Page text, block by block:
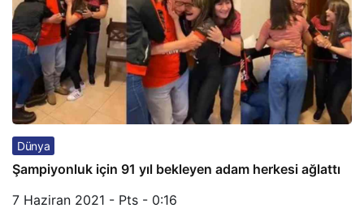
Dünya
Şampiyonluk için 91 yıl bekleyen adam herkesi ağlattı
7 Haziran 2021 - Pts - 0:16